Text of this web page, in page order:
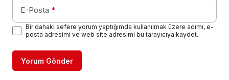
E-Posta *
Bir dahaki sefere yorum yaptığımda kullanılmak üzere adımı, e-
posta adresimi ve web site adresimi bu tarayıcıya kaydet.
Yorum Gönder